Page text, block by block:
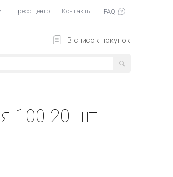
Пресс-центр Контакты
В список покупок
100 20 шт